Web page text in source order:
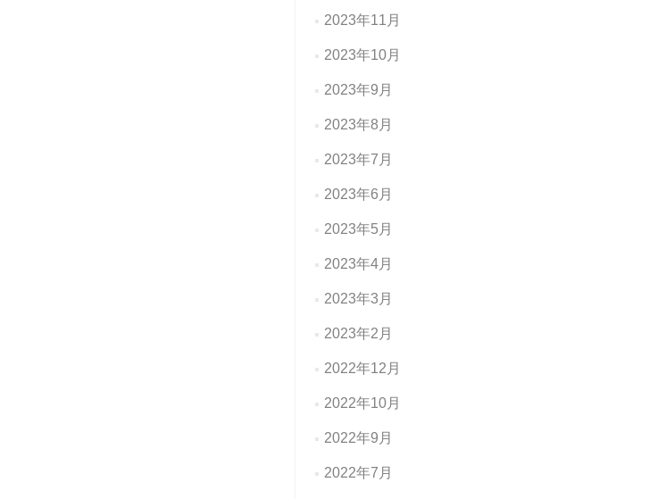
2023年11月
2023年10月
2023年9月
2023年8月
2023年7月
2023年6月
2023年5月
2023年4月
2023年3月
2023年2月
2022年12月
2022年10月
2022年9月
2022年7月